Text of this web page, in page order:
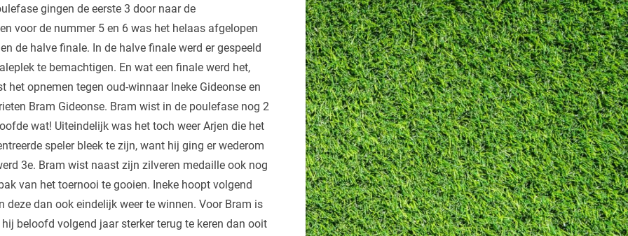
gingen de eerste 3 door naar de
voor de nummer 5 en 6 was het helaas afgelopen
de halve finale. In de halve finale werd er gespeeld
te bemachtigen. En wat een finale werd het,
opnemen tegen oud-winnaar Ineke Gideonse en
Bram Gideonse. Bram wist in de poulefase nog 2
wat! Uiteindelijk was het toch weer Arjen die het
speler bleek te zijn, want hij ging er wederom
3e. Bram wist naast zijn zilveren medaille ook nog
van het toernooi te gooien. Ineke hoopt volgend
deze dan ook eindelijk weer te winnen. Voor Bram is
beloofd volgend jaar sterker terug te keren dan ooit